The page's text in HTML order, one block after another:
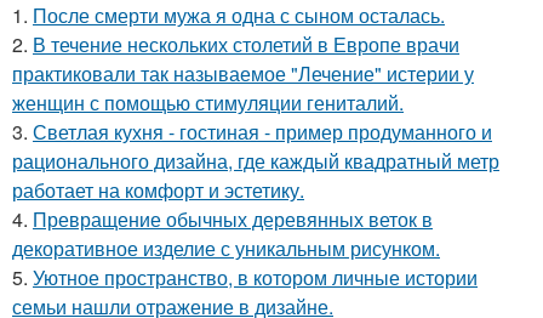
1. После смерти мужа я одна с сыном осталась.
2. В течение нескольких столетий в Европе врачи
практиковали так называемое "Лечение" истерии у
женщин с помощью стимуляции гениталий.
3. Светлая кухня - гостиная - пример продуманного и
рационального дизайна, где каждый квадратный метр
работает на комфорт и эстетику.
4. Превращение обычных деревянных веток в
декоративное изделие с уникальным рисунком.
5. Уютное пространство, в котором личные истории
семьи нашли отражение в дизайне.